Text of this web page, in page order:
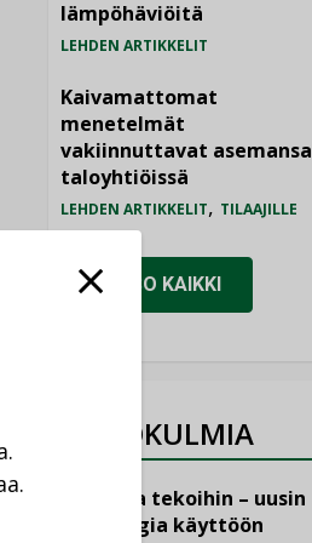
lämpöhäviöitä
LEHDEN ARTIKKELIT
Kaivamattomat
menetelmät
vakiinnuttavat asemansa
taloyhtiöissä
LEHDEN ARTIKKELIT, TILAAJILLE
KATSO KAIKKI
NÄKÖKULMIA
Puheista tekoihin – uusin
teknologia käyttöön